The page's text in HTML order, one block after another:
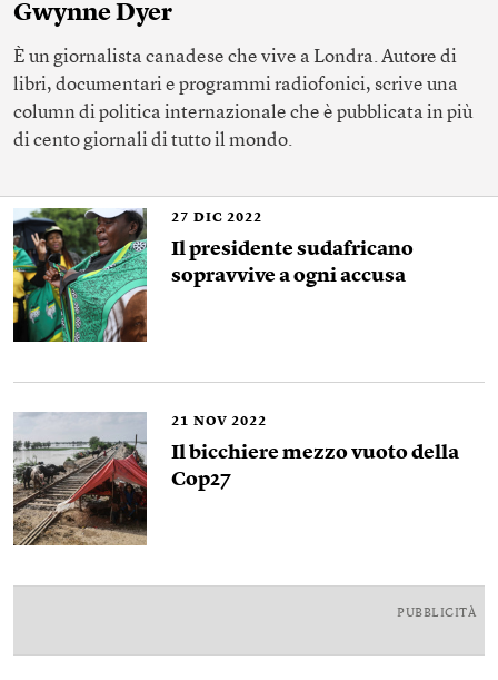
Gwynne Dyer
È un giornalista canadese che vive a Londra. Autore di
libri, documentari e programmi radiofonici, scrive una
column di politica internazionale che è pubblicata in più
di cento giornali di tutto il mondo.
27 DIC 2022
Il presidente sudafricano
sopravvive a ogni accusa
21 NOV 2022
Il bicchiere mezzo vuoto della
Cop27
PUBBLICITÀ